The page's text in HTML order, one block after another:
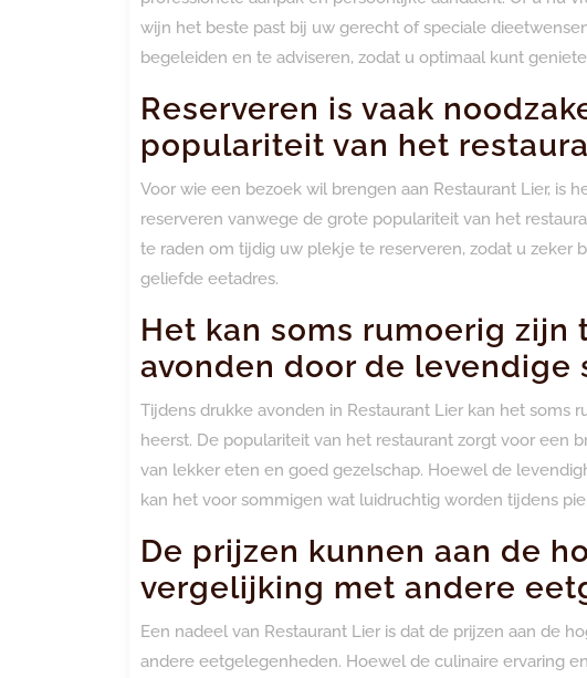
wijn het beste past bij uw gerecht of speciale
begeleiden en te adviseren, zodat u optimaal kunt
Reserveren is vaak
populariteit van het
Voor wie een bezoek wil brengen aan Restaurant Lier, is
reserveren vanwege de grote populariteit van het
te raden om tijdig uw plekje te reserveren, zodat u zeker
geliefde eetadres.
Het kan soms rumoerig zijn
avonden door de levendige
Tijdens drukke avonden in Restaurant Lier kan het soms
heerst. De populariteit van het restaurant zorgt voor een
van lekker eten en goed gezelschap. Hoewel de
kan het voor sommigen wat luidruchtig worden tijdens
De prijzen kunnen aan de
vergelijking met andere
Een nadeel van Restaurant Lier is dat de prijzen aan de
andere eetgelegenheden. Hoewel de culinaire ervaring